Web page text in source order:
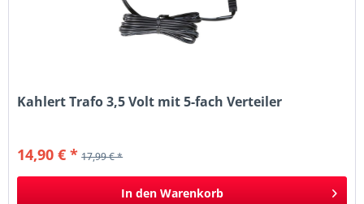
Kahlert Trafo 3,5 Volt mit 5-fach Verteiler
14,90 € * 17,99 € *
In den Warenkorb